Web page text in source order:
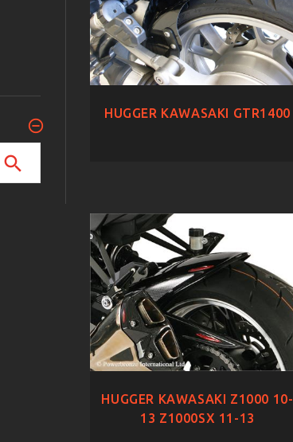
HUGGER KAWASAKI GTR1400
HUGGER KAWASAKI Z1000 10-
13 Z1000SX 11-13